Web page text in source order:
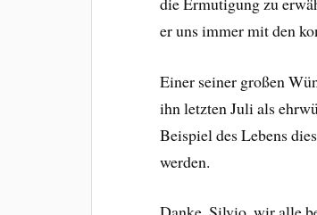
er uns immer mit den
Einer seiner großen
ihn letzten Juli als
Beispiel des Lebens
werden.